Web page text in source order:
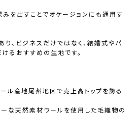
を出すことでオケージョンにも通用す
、ビジネスだけではなく、結婚式やパ
るおすすめの生地です。
ル産地尾州地区で売上高トップを誇る
ーな天然素材ウールを使用した毛織物の